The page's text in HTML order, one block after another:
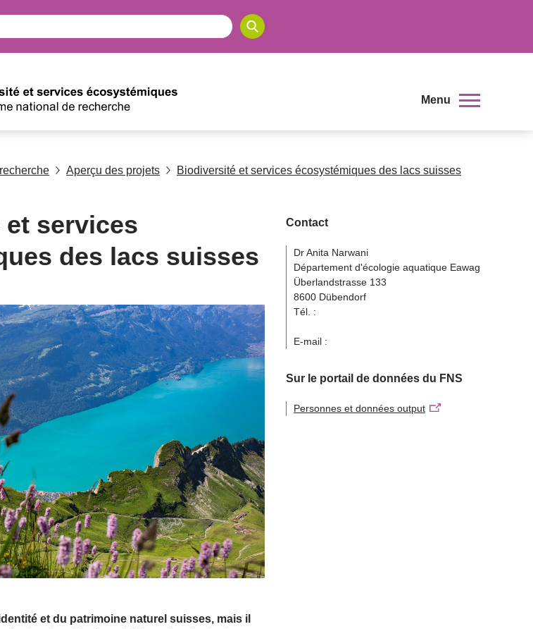
Menu
Aperçu des projets Biodiversité et services écosystémiques des lacs suisses
services
des lacs suisses
et du patrimoine naturel suisses, mais il
Contact
Dr Anita Narwani
Département d'écologie aquatique Eawag
Überlandstrasse 133
8600 Dübendorf
Tél. :
E-mail :
Sur le portail de données du FNS
Personnes et données output